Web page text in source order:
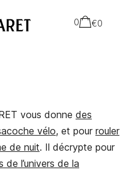
€0
0
vous donne des
vélo, et pour rouler
de nuit. Il décrypte pour
l’univers de la